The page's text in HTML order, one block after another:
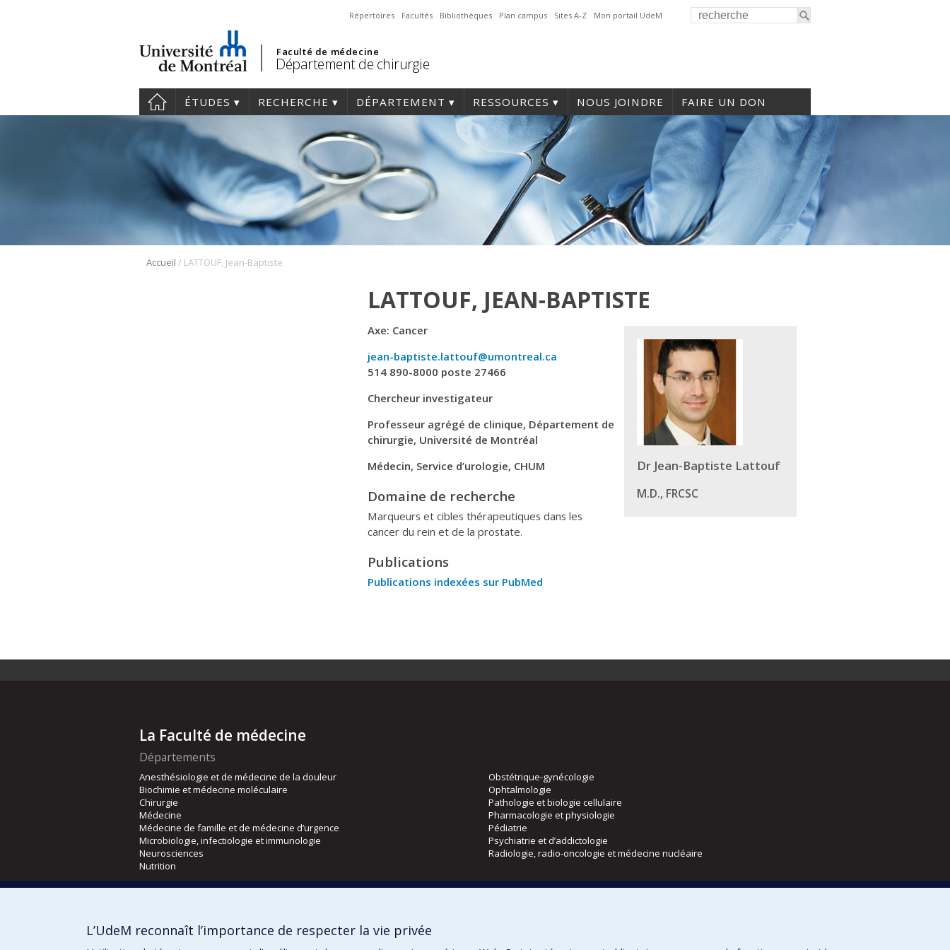
Répertoires Facultés Bibliothèques Plan campus Sites A-Z Mon portail UdeM
Faculté de médecine
Département de chirurgie
ÉTUDES RECHERCHE DÉPARTEMENT RESSOURCES NOUS JOINDRE FAIRE UN DON
Accueil / LATTOUF, Jean-Baptiste
LATTOUF, JEAN-BAPTISTE
Dr Jean-Baptiste Lattouf
M.D., FRCSC
Axe: Cancer
jean-baptiste.lattouf@umontreal.ca
514 890-8000 poste 27466
Chercheur investigateur
Professeur agrégé de clinique, Département de
chirurgie, Université de Montréal
Médecin, Service d’urologie, CHUM
Domaine de recherche
Marqueurs et cibles thérapeutiques dans les
cancer du rein et de la prostate.
Publications
Publications indexées sur PubMed
La Faculté de médecine
Départements
Anesthésiologie et de médecine de la douleur
Biochimie et médecine moléculaire
Chirurgie
Médecine
Médecine de famille et de médecine d’urgence
Microbiologie, infectiologie et immunologie
Neurosciences
Nutrition
Obstétrique-gynécologie
Ophtalmologie
Pathologie et biologie cellulaire
Pharmacologie et physiologie
Pédiatrie
Psychiatrie et d’addictologie
Radiologie, radio-oncologie et médecine nucléaire
Orthophonie et audiologie
L’UdeM reconnaît l’importance de respecter la vie privée